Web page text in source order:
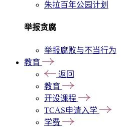
朱拉百年公园计划
举报贪腐
举报腐败与不当行为
教育
返回
教育
开设课程
TCAS申请入学
学费